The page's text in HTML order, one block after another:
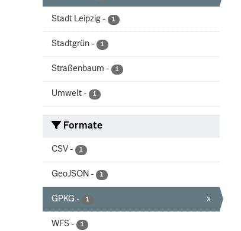
Stadt Leipzig - 1
Stadtgrün - 1
Straßenbaum - 1
Umwelt - 1
Formate
CSV - 1
GeoJSON - 1
GPKG - 1 x
WFS - 1